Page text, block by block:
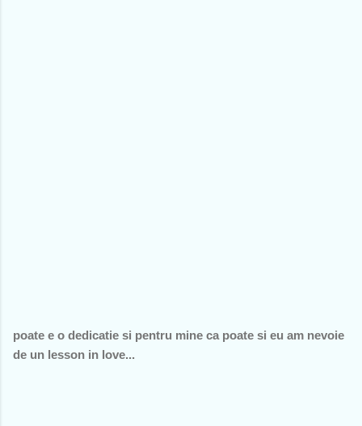
poate e o dedicatie si pentru mine ca poate si eu am nevoie
de un lesson in love...